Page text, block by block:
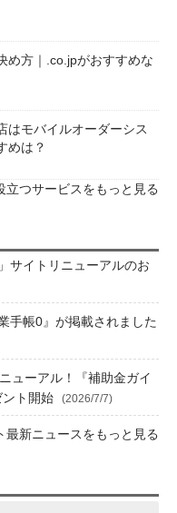
め方｜.co.jpがおすすめな
はモバイルオーダーシス
めは？
立つサービスをもっと見る
サイトリニューアルのお
手帳0』が掲載されました
ューアル！『補助金ガイ
ント開始
(2026/7/7)
最新ニュースをもっと見る